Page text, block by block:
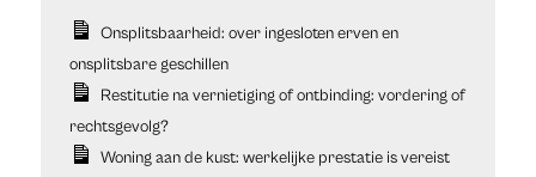
Onsplitsbaarheid: over ingesloten erven en
onsplitsbare geschillen
Restitutie na vernietiging of ontbinding: vordering of
rechtsgevolg?
Woning aan de kust: werkelijke prestatie is vereist